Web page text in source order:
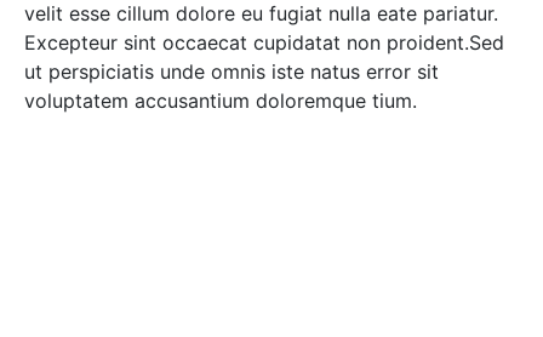
velit esse cillum dolore eu fugiat nulla eate pariatur.
Excepteur sint occaecat cupidatat non proident.Sed
ut perspiciatis unde omnis iste natus error sit
voluptatem accusantium doloremque tium.